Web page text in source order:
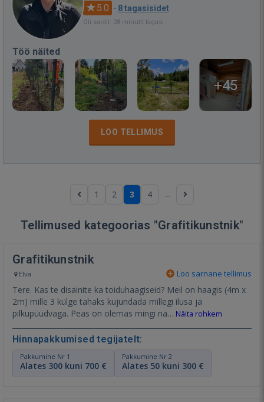
5.0 · 8 tagasisidet
Oli saidil: 28 minutit tagasi
Töö näited
+45
LOO TELLIMUS
1 2 3 4 ...
Tellimused kategoorias "Grafitikunstnik"
Grafitikunstnik
Elva Loo sarnane tellimus
Tere. Kas te disainite ka toiduhaagiseid? Meil on haagis (4m x
2m) mille 3 külge tahaks kujundada millegi ilusa ja
pilkupüüdvaga. Peas on olemas mingi nä… Näita rohkem
Hinnapakkumised tegijatelt:
Pakkumine Nr 1
Alates 300 kuni 700 €
Pakkumine Nr 2
Alates 50 kuni 300 €